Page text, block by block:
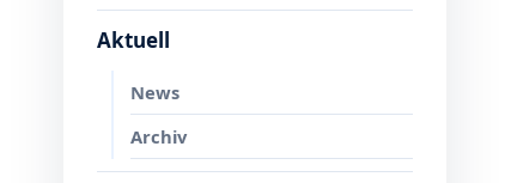
Aktuell
News
Archiv